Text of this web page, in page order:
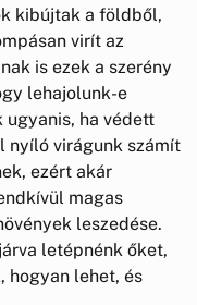
kibújtak a földből,
virít az
is ezek a szerény
lehajolunk-e
ha védett
nyíló virágunk számít
ezért akár
magas
leszedése.
letépnénk őket,
hogyan lehet, és